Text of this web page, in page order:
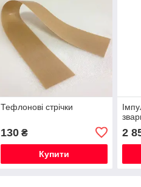
Тефлонові стрічки
130₴
Купити
2